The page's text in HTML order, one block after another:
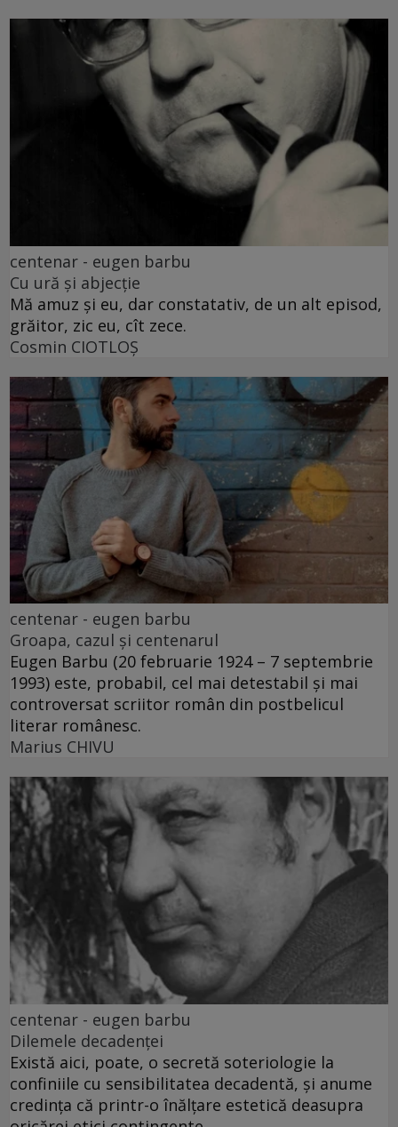
centenar - eugen barbu
Cu ură și abjecție
Mă amuz și eu, dar constatativ, de un alt episod,
grăitor, zic eu, cît zece.
Cosmin CIOTLOŞ
centenar - eugen barbu
Groapa, cazul și centenarul
Eugen Barbu (20 februarie 1924 – 7 septembrie
1993) este, probabil, cel mai detestabil și mai
controversat scriitor român din postbelicul
literar românesc.
Marius CHIVU
centenar - eugen barbu
Dilemele decadenței
Există aici, poate, o secretă soteriologie la
confiniile cu sensibilitatea decadentă, și anume
credința că printr-o înălțare estetică deasupra